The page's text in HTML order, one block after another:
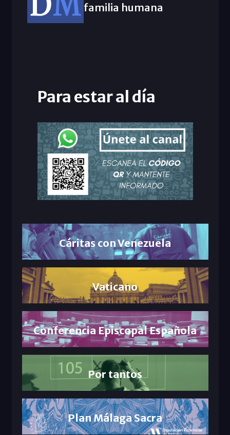
familia humana
Para estar al día
Cáritas con Venezuela
Vaticano
Conferencia Episcopal Española
Por tantos
Plan Málaga Sacra